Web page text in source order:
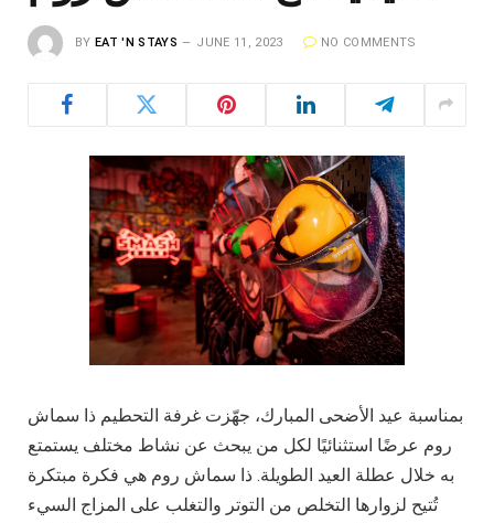
BY EAT 'N STAYS JUNE 11, 2023 NO COMMENTS
بمناسبة عيد الأضحى المبارك، جهّزت غرفة التحطيم ذا سماش
روم عرضًا استثنائيًا لكل من يبحث عن نشاط مختلف يستمتع
به خلال عطلة العيد الطويلة. ذا سماش روم هي فكرة مبتكرة
تُتيح لزوارها التخلص من التوتر والتغلب على المزاج السيء